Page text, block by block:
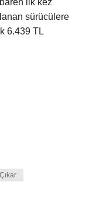
ilk kez
sürücülere
6.439 TL